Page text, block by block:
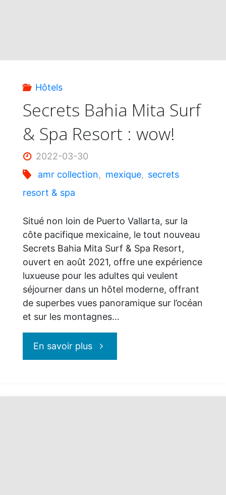
Hôtels
Secrets Bahia Mita Surf
& Spa Resort : wow!
2022-03-30
amr collection, mexique, secrets
resort & spa
Situé non loin de Puerto Vallarta, sur la
côte pacifique mexicaine, le tout nouveau
Secrets Bahia Mita Surf & Spa Resort,
ouvert en août 2021, offre une expérience
luxueuse pour les adultes qui veulent
séjourner dans un hôtel moderne, offrant
de superbes vues panoramique sur l’océan
et sur les montagnes…
En savoir plus"Secrets